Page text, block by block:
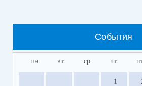
События
пн вт ср чт
1